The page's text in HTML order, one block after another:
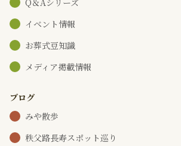
Q＆Aシリーズ
イベント情報
お葬式豆知識
メディア掲載情報
ブログ
みや散歩
秩父路長寿スポット巡り